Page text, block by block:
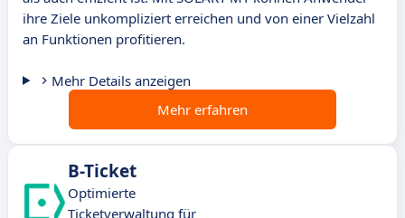
ihre Ziele unkompliziert erreichen und von einer Vielzahl
an Funktionen profitieren.
Mehr Details anzeigen
Mehr erfahren
B-Ticket
Optimierte
Ticketverwaltung für